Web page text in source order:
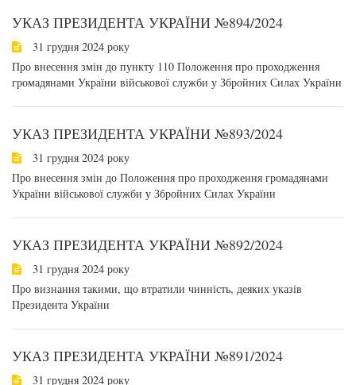
УКАЗ ПРЕЗИДЕНТА УКРАЇНИ №894/2024
31 грудня 2024 року
Про внесення змін до пункту 110 Положення про проходження
громадянами України військової служби у Збройних Силах України
УКАЗ ПРЕЗИДЕНТА УКРАЇНИ №893/2024
31 грудня 2024 року
Про внесення змін до Положення про проходження громадянами
України військової служби у Збройних Силах України
УКАЗ ПРЕЗИДЕНТА УКРАЇНИ №892/2024
31 грудня 2024 року
Про визнання такими, що втратили чинність, деяких указів
Президента України
УКАЗ ПРЕЗИДЕНТА УКРАЇНИ №891/2024
31 грудня 2024 року